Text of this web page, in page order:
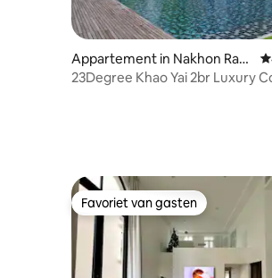
Appartement in Nakhon Ratc
hasima
23Degree Khao Yai 2br Luxury
Favoriet van gasten
Favoriet van gasten